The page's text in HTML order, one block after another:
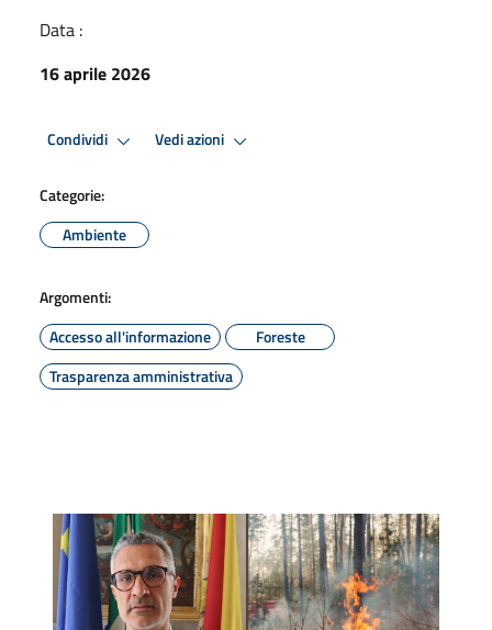
Data :
16 aprile 2026
Condividi Vedi azioni
Categorie:
Ambiente
Argomenti:
Accesso all'informazione
Foreste
Trasparenza amministrativa